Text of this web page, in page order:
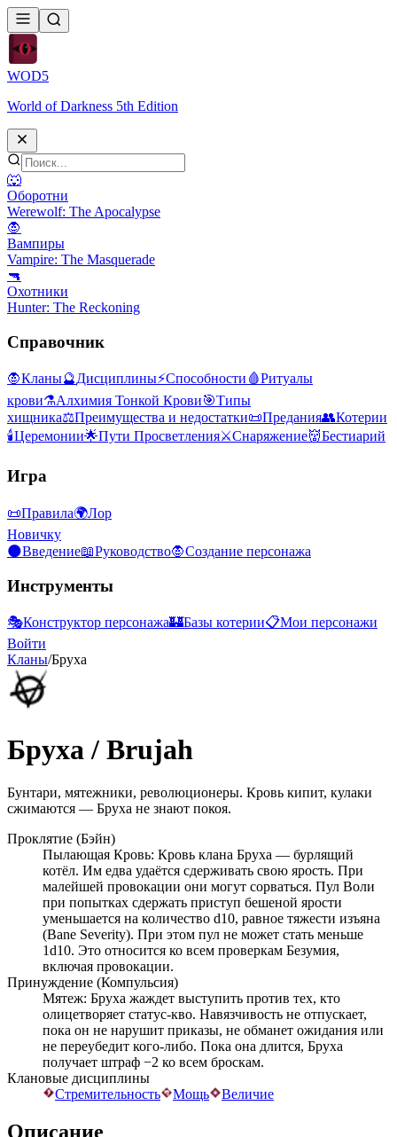
WOD5
World of Darkness 5th Edition
🐺
Оборотни
Werewolf: The Apocalypse
🧛
Вампиры
Vampire: The Masquerade
🔫
Охотники
Hunter: The Reckoning
Справочник
🧛Кланы🔮Дисциплины⚡Способности 🩸Ритуалы
крови⚗️Алхимия Тонкой Крови🎯Типы
хищника⚖️Преимущества и недостатки📜Предания👥Котерии
🕯️Церемонии🌟Пути Просветления⚔️Снаряжение👹Бестиарий
Игра
📜Правила🌍Лор
Новичку
🌑Введение📖Руководство🧛Создание персонажа
Инструменты
🎭Конструктор персонажа🏰Базы котерии📋Мои персонажи
Войти
Кланы/Бруха
Бруха / Brujah
Бунтари, мятежники, революционеры. Кровь кипит, кулаки
сжимаются — Бруха не знают покоя.
Проклятие (Бэйн)
Пылающая Кровь: Кровь клана Бруха — бурлящий
котёл. Им едва удаётся сдерживать свою ярость. При
малейшей провокации они могут сорваться. Пул Воли
при попытках сдержать приступ бешеной ярости
уменьшается на количество d10, равное тяжести изъяна
(Bane Severity). При этом пул не может стать меньше
1d10. Это относится ко всем проверкам Безумия,
включая провокации.
Принуждение (Компульсия)
Мятеж: Бруха жаждет выступить против тех, кто
олицетворяет статус-кво. Навязчивость не отпускает,
пока он не нарушит приказы, не обманет ожидания или
не переубедит кого-либо. Пока она длится, Бруха
получает штраф −2 ко всем броскам.
Клановые дисциплины
Стремительность
Мощь Величие
Описание